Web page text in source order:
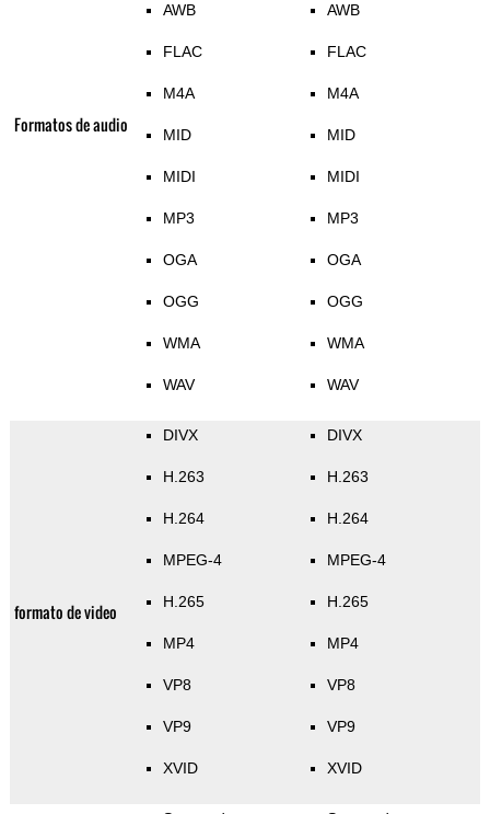
Formatos de audio
AWB
FLAC
M4A
MID
MIDI
MP3
OGA
OGG
WMA
WAV
AWB
FLAC
M4A
MID
MIDI
MP3
OGA
OGG
WMA
WAV
formato de video
DIVX
H.263
H.264
MPEG-4
H.265
MP4
VP8
VP9
XVID
DIVX
H.263
H.264
MPEG-4
H.265
MP4
VP8
VP9
XVID